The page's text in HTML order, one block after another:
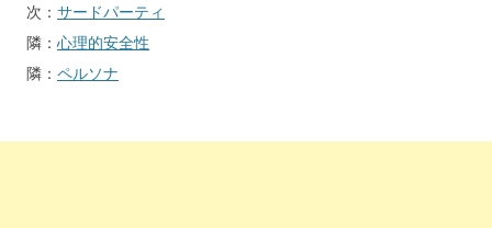
稿
ナ
ビ
次： サードパーティ
隣： 心理的安全性
隣： ペルソナ